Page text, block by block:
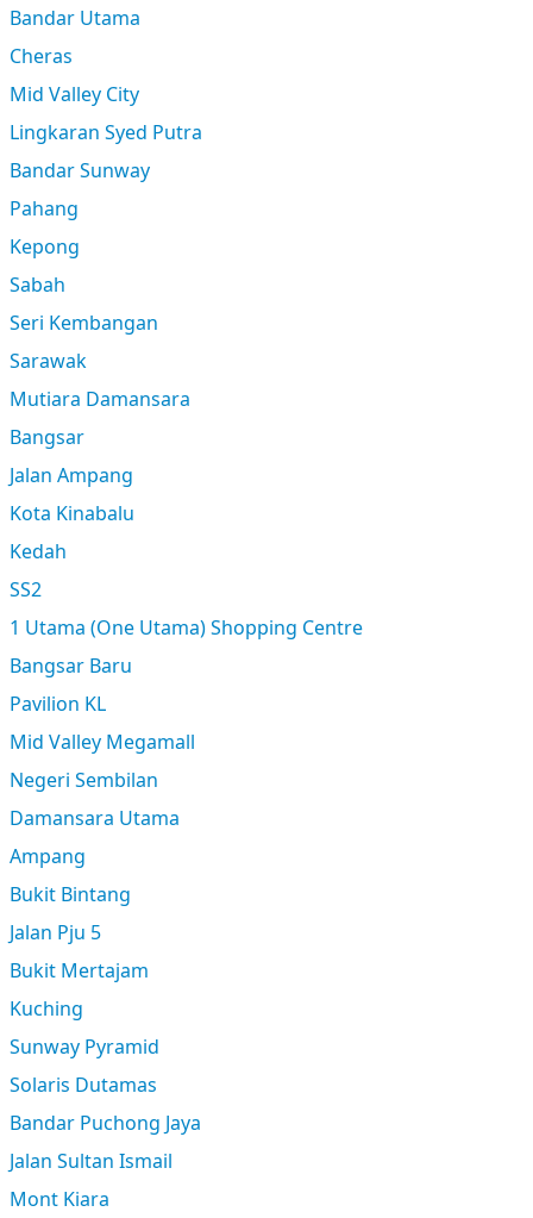
Bandar Utama
Cheras
Mid Valley City
Lingkaran Syed Putra
Bandar Sunway
Pahang
Kepong
Sabah
Seri Kembangan
Sarawak
Mutiara Damansara
Bangsar
Jalan Ampang
Kota Kinabalu
Kedah
SS2
1 Utama (One Utama) Shopping Centre
Bangsar Baru
Pavilion KL
Mid Valley Megamall
Negeri Sembilan
Damansara Utama
Ampang
Bukit Bintang
Jalan Pju 5
Bukit Mertajam
Kuching
Sunway Pyramid
Solaris Dutamas
Bandar Puchong Jaya
Jalan Sultan Ismail
Mont Kiara